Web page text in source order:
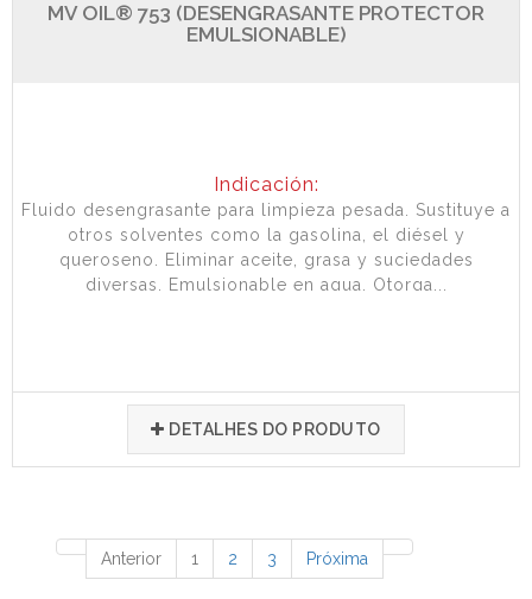
MV OIL® 753 (DESENGRASANTE PROTECTOR
EMULSIONABLE)
Indicación:
Fluido desengrasante para limpieza pesada. Sustituye a
otros solventes como la gasolina, el diésel y
queroseno. Eliminar aceite, grasa y suciedades
diversas. Emulsionable en agua. Otorga...
DETALHES DO PRODUTO
Anterior 1 2 3 Próxima